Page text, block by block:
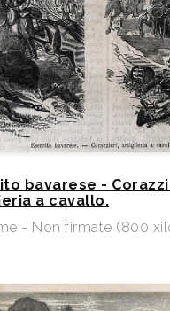
bavarese -
a cavallo.
- Non firmate (800